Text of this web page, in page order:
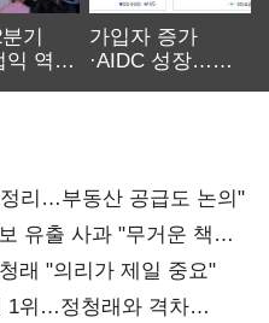
기
익 역대
가입자 증가
·AIDC 성장…
리…부동산 공급도 논의"
유출 사과 "무거운 책임
래 "의리가 제일 중요"
1위…정청래와 격차